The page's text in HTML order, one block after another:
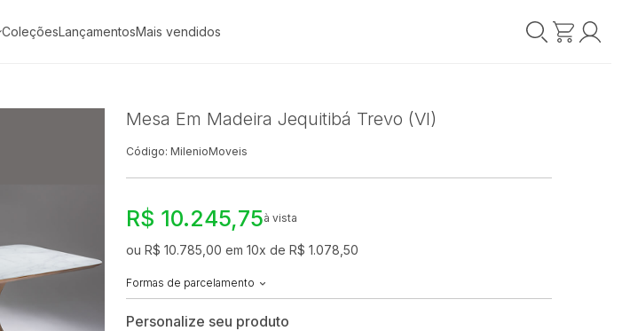
ColeçõesLançamentosMais vendidos
Mesa Em Madeira Jequitibá Trevo (VI)
Código: MilenioMoveis
R$ 10.245,75à vista
ou R$ 10.785,00 em 10x de R$ 1.078,50
Formas de parcelamento
Personalize seu produto